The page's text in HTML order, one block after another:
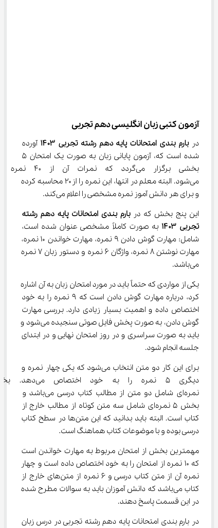
آزمون کتبی زبان انگلیسی دهم تجربی
در بارم‌ بندی امتحانات پایه دهم رشته تجربی ۱۴۰۳ آورده
بخشی برگزار می‌گردد که
می‌شود. البته معلم در انتها، این نمره را از ۲۰ محاسبه کرده
و برای هر دانش آموز نمره مشخصی را اعلام می‌کند.
این پنج بخش که در
بارم‌ بندی امتحانات پایه دهم رشته
تجربی ۱۴۰۳ به صورت کاملاً مشخصی عنوان شده است،
شامل: مهارت گوش دادن ۹ نمره، مهارت خواندن ۱۰ نمره،
مهارت نوشتن ۸ نمره، واژگان ۶ نمره و دستور زبان ۷ نمره
می‌باشد.
یکی از مواردی که حتماً باید در مورد امتحان زبان به آن اشاره
کرد، درباره مهارت گوش دادن است که ۹ نمره را به خود
اختصاص داده و اهمیت بسیار زیادی دارد. بررسی مهارت
گوش دادن، به صورت پخش فایل صوتی سنجیده می‌شود و
باید به صورت سراسری و در روز امتحان نهایی و در ابتدای
جلسه انجام شود.
برای این کار دو متن انتخاب می‌شود که یکی چهار نمره و
دیگری ۵ نمره را به
نمره‌ای شامل دو متن از مطالب کتاب درسی می‌باشد و
بخش ۵ نمره‌ای شامل سه متن کوتاه از مطالب خارج از
کتاب است. البته باید بدانید که این متن‌ها در سطح کتاب
درسی بوده و با موضوعات کتاب هماهنگ است.
مهمترین بخش از امتحان مربوط به مهارت خواندن است
که ۱۰ نمره از امتحان را به خود اختصاص داده است و چهار
نمره آن از متن کتاب درسی و ۶ نمره از متن‌های خارج از
کتاب می‌باشد که دانش آموزان باید به سوالات مطرح شده
در این قسمت پاسخ دهند.
در بارم‌ بندی امتحانات پایه دهم رشته تجربی در درس زبان